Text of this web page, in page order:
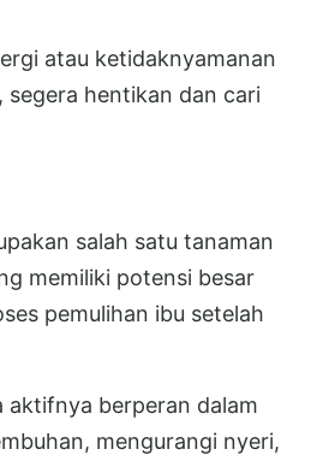
atau ketidaknyamanan
segera hentikan dan cari
salah satu tanaman
memiliki potensi besar
pemulihan ibu setelah
aktifnya berperan dalam
mengurangi nyeri,